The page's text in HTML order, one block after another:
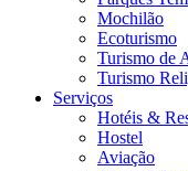
Mochilão
Ecoturismo
Turismo de
Turismo
Serviços
Hotéis &
Hostel
Aviação